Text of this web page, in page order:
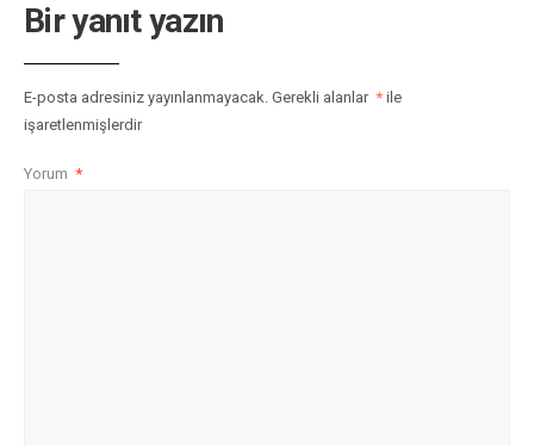
Bir yanıt yazın
E-posta adresiniz yayınlanmayacak. Gerekli alanlar * ile
işaretlenmişlerdir
Yorum *